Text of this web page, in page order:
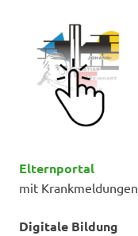
Elternportal
mit Krankmeldungen
Digitale Bildung